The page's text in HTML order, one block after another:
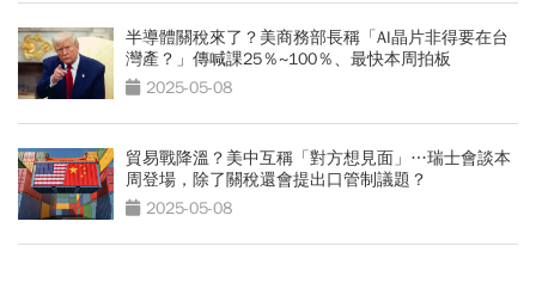
半導體關稅來了？美商務部長稱「AI晶片非得要在台
灣產？」傳喊課25％~100％、最快本周拍板
2025-05-08
貿易戰降溫？美中互稱「對方想見面」…瑞士會談本
周登場，除了關稅還會提出口管制議題？
2025-05-08